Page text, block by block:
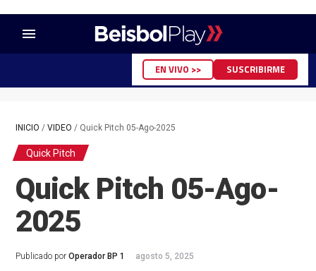
menu
EN VIVO >> SUSCRIBIRME
INICIO / VIDEO / Quick Pitch 05-Ago-2025
Quick Pitch
Quick Pitch 05-Ago-
2025
Publicado por Operador BP 1 agosto 5, 2025